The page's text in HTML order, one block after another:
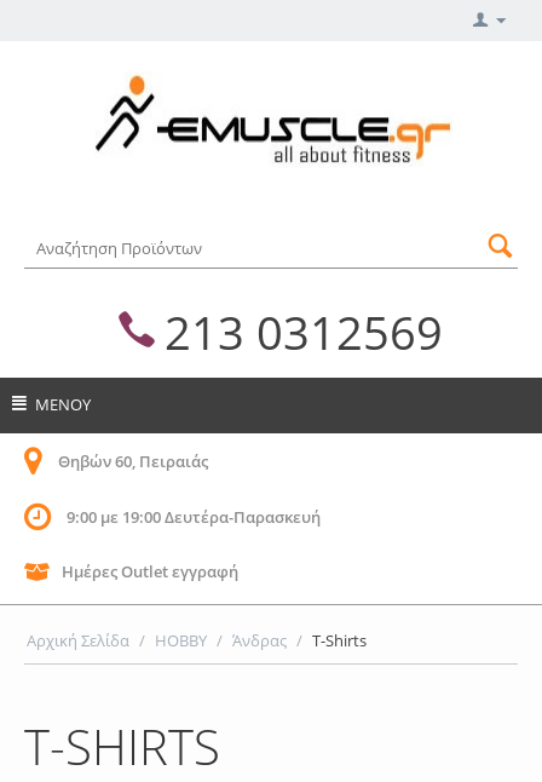
213 0312569
ΜΕΝΟΥ
Θηβών 60, Πειραιάς
9:00 με 19:00 Δευτέρα-Παρασκευή
Ημέρες Outlet εγγραφή
Αρχική Σελίδα / HOBBY / Άνδρας / T-Shirts
T-SHIRTS